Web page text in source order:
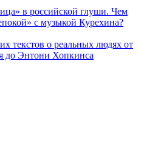
в российской глуши. Чем
с музыкой Курехина?
текстов о реальных людях от
до Энтони Хопкинса